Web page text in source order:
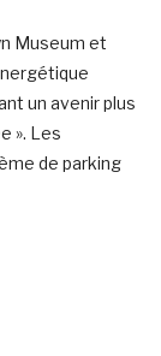
Museum et
un avenir plus
». Les
de parking